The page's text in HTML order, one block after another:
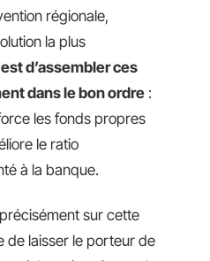
régionale,
la plus
est d’assembler ces
dans le bon ordre :
les fonds propres
le ratio
à la banque.
sur cette
de laisser le porteur de